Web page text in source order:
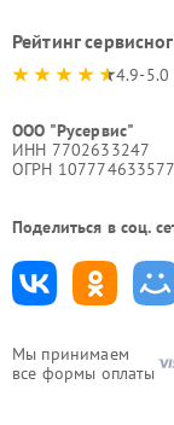
Мы принимаем
все формы оплаты
Рейтинг
4.9-5.0
ООО "Русервис"
ИНН 7702633247
ОГРН
Поделиться в соц.